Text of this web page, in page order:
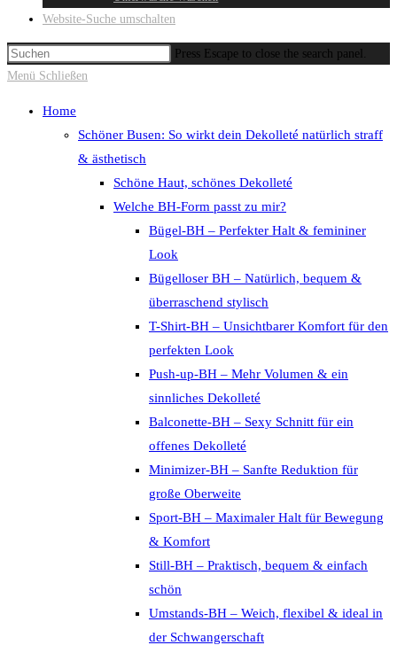
Website-Suche umschalten
Press Escape to close the search panel.
Menü Schließen
Home
Schöner Busen: So wirkt dein Dekolleté natürlich straff
& ästhetisch
Schöne Haut, schönes Dekolleté
Welche BH-Form passt zu mir?
Bügel-BH – Perfekter Halt & femininer
Look
Bügelloser BH – Natürlich, bequem &
überraschend stylisch
T-Shirt-BH – Unsichtbarer Komfort für den
perfekten Look
Push-up-BH – Mehr Volumen & ein
sinnliches Dekolleté
Balconette-BH – Sexy Schnitt für ein
offenes Dekolleté
Minimizer-BH – Sanfte Reduktion für
große Oberweite
Sport-BH – Maximaler Halt für Bewegung
& Komfort
Still-BH – Praktisch, bequem & einfach
schön
Umstands-BH – Weich, flexibel & ideal in
der Schwangerschaft